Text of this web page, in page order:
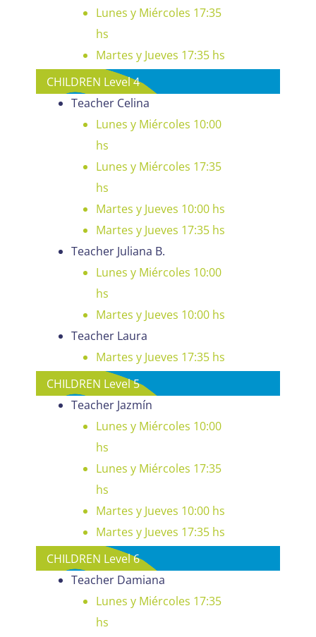
Lunes y Miércoles 17:35
hs
Martes y Jueves 17:35 hs
CHILDREN Level 4
Teacher Celina
Lunes y Miércoles 10:00
hs
Lunes y Miércoles 17:35
hs
Martes y Jueves 10:00 hs
Martes y Jueves 17:35 hs
Teacher Juliana B.
Lunes y Miércoles 10:00
hs
Martes y Jueves 10:00 hs
Teacher Laura
Martes y Jueves 17:35 hs
CHILDREN Level 5
Teacher Jazmín
Lunes y Miércoles 10:00
hs
Lunes y Miércoles 17:35
hs
Martes y Jueves 10:00 hs
Martes y Jueves 17:35 hs
CHILDREN Level 6
Teacher Damiana
Lunes y Miércoles 17:35
hs